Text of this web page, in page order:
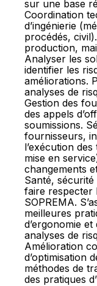
sur une base
Coordination
d’ingénierie
procédés,
production,
Analyser les
identifier les
améliorations.
analyses de
Gestion des
des appels
soumissions.
fournisseurs,
l’exécution
mise en
changements
Santé,
faire respecter
SOPREMA.
meilleures
d’ergonomie
analyses de
Amélioration
d’optimisation
méthodes de
des pratiques